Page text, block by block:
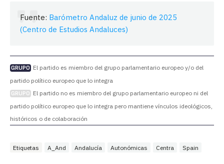
Fuente: Barómetro Andaluz de junio de 2025
(Centro de Estudios Andaluces)
GRUPO El partido es miembro del grupo parlamentario europeo y/o del
partido político europeo que lo integra
GRUPO El partido no es miembro del grupo parlamentario europeo ni del
partido político europeo que lo integra pero mantiene vínculos ideológicos,
históricos o de colaboración
Etiquetas A_And Andalucía Autonómicas Centra Spain